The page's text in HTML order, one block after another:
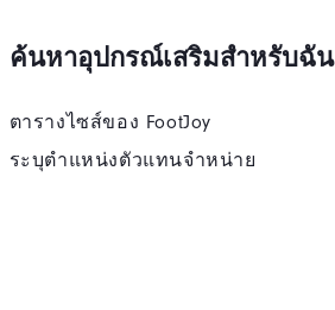
ค้นหาอุปกรณ์เสริมสำหรับฉัน
ตารางไซส์ของ FootJoy
ระบุตําแหน่งตัวแทนจําหน่าย